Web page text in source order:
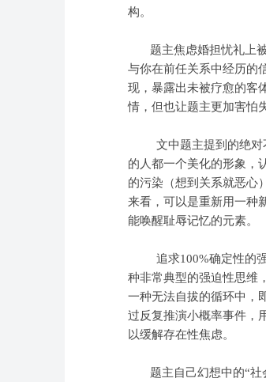
构。
题主焦虑婚担忧礼上被
与你在前任关系中经历的
现，暴露出未被疗愈的客
情，但也让题主更加害怕
文中题主提到的绝对不
的人都一个美化的形象，
的污染（想到关系就恶心
来看，可以是重新用一种
能唤醒耻辱记忆的元素。
追求100%确定性的强
种非常典型的强迫性思维
一种无法自拔的循环中，
过反复推演小概率事件，
以缓解存在性焦虑。
题主自己幻想中的“社